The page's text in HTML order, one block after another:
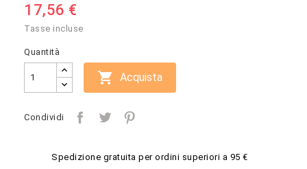
17,56 €
Tasse incluse
Quantità
 Acquista
Condividi
Spedizione gratuita per ordini superiori a 95 €